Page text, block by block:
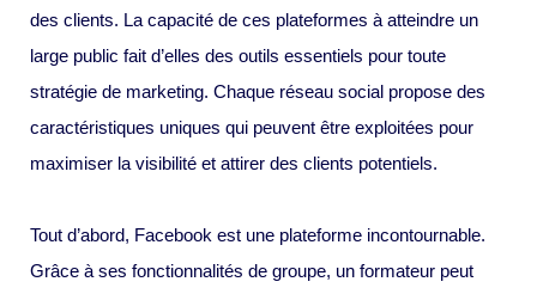
des clients. La capacité de ces plateformes à atteindre un
large public fait d’elles des outils essentiels pour toute
stratégie de marketing. Chaque réseau social propose des
caractéristiques uniques qui peuvent être exploitées pour
maximiser la visibilité et attirer des clients potentiels.
Tout d’abord, Facebook est une plateforme incontournable.
Grâce à ses fonctionnalités de groupe, un formateur peut